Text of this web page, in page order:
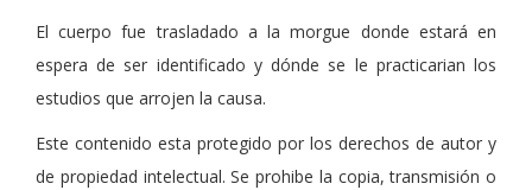
El cuerpo fue trasladado a la morgue donde estará en
espera de ser identificado y dónde se le practicarian los
estudios que arrojen la causa.
Este contenido esta protegido por los derechos de autor y
de propiedad intelectual. Se prohibe la copia, transmisión o